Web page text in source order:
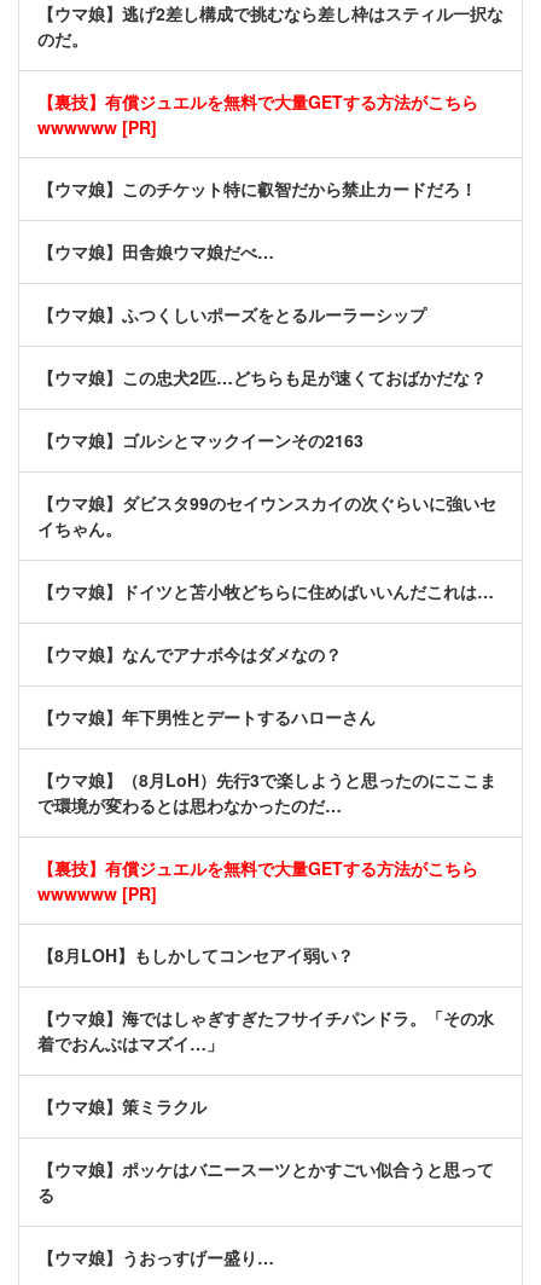
【ウマ娘】逃げ2差し構成で挑むなら差し枠はスティル一択な
のだ。
【裏技】有償ジュエルを無料で大量GETする方法がこちら
wwwwww [PR]
【ウマ娘】このチケット特に叡智だから禁止カードだろ！
【ウマ娘】田舎娘ウマ娘だべ…
【ウマ娘】ふつくしいポーズをとるルーラーシップ
【ウマ娘】この忠犬2匹…どちらも足が速くておばかだな？
【ウマ娘】ゴルシとマックイーンその2163
【ウマ娘】ダビスタ99のセイウンスカイの次ぐらいに強いセ
イちゃん。
【ウマ娘】ドイツと苫小牧どちらに住めばいいんだこれは…
【ウマ娘】なんでアナボ今はダメなの？
【ウマ娘】年下男性とデートするハローさん
【ウマ娘】（8月LoH）先行3で楽しようと思ったのにここま
で環境が変わるとは思わなかったのだ…
【裏技】有償ジュエルを無料で大量GETする方法がこちら
wwwwww [PR]
【8月LOH】もしかしてコンセアイ弱い？
【ウマ娘】海ではしゃぎすぎたフサイチパンドラ。「その水
着でおんぶはマズイ…」
【ウマ娘】策ミラクル
【ウマ娘】ポッケはバニースーツとかすごい似合うと思って
る
【ウマ娘】うおっすげー盛り…